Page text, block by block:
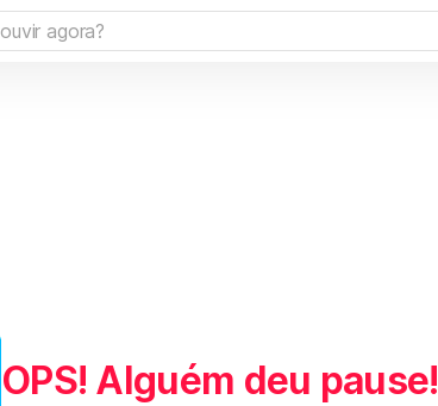
OPS! Alguém deu pause!